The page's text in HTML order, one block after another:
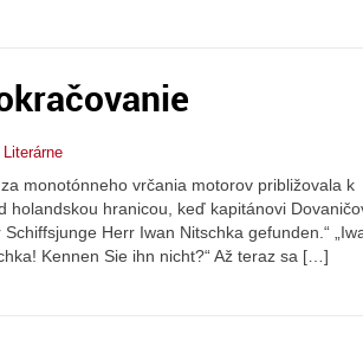
Literárne
monotónneho vrčania motorov približovala k
holandskou hranicou, keď kapitánovi
Herr Iwan Nitschka gefunden.“
Kennen Sie ihn nicht?“ Až teraz sa […]